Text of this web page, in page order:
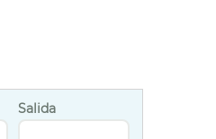
Salida